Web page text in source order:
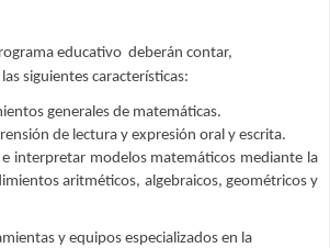
educativo deberán contar,
siguientes características:
generales de matemáticas.
de lectura y expresión oral y escrita.
e interpretar modelos matemáticos mediante la
aritméticos, algebraicos, geométricos y
y equipos especializados en la